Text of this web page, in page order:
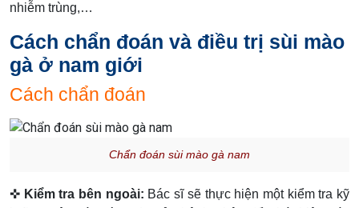
nhiễm trùng,…
Cách chẩn đoán và điều trị sùi mào
gà ở nam giới
Cách chẩn đoán
Chẩn đoán sùi mào gà nam
✜ Kiểm tra bên ngoài: Bác sĩ sẽ thực hiện một kiểm tra kỹ